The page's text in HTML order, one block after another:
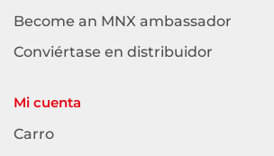
Become an MNX ambassador
Conviértase en distribuidor
Mi cuenta
Carro